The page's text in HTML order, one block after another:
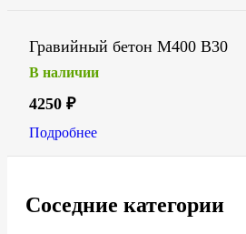
Гравийный бетон М400 В30
В наличии
4250 ₽
Подробнее
Соседние категории